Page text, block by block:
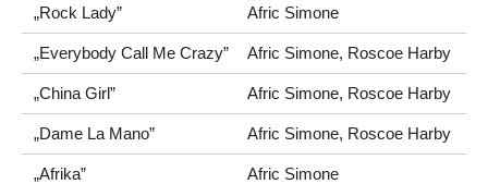
„Rock Lady” Afric Simone
„Everybody Call Me Crazy” Afric Simone, Roscoe Harby
„China Girl” Afric Simone, Roscoe Harby
„Dame La Mano” Afric Simone, Roscoe Harby
„Afrika” Afric Simone